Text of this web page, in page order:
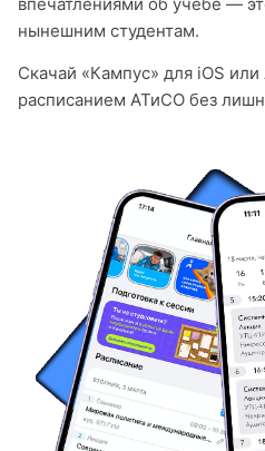
нынешним студентам.
Скачай «Кампус» для iOS
расписанием АТиСО без